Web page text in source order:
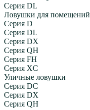
Серия DL
Ловушки для помещений
Серия D
Серия DL
Серия DX
Серия QH
Серия FH
Серия XC
Уличные ловушки
Серия DC
Серия DX
Серия QH